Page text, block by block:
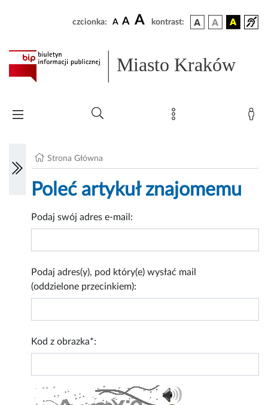
czcionka: A A A kontrast:
Miasto Kraków
Strona Główna
Poleć artykuł znajomemu
Podaj swój adres e-mail:
Podaj adres(y), pod który(e) wysłać mail
(oddzielone przecinkiem):
Kod z obrazka*: